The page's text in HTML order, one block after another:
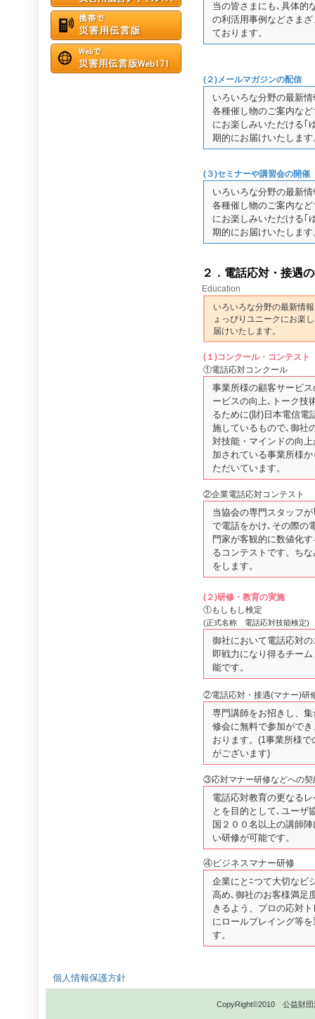
当の皆さまにも､具体的
の利活用事例などさま
ております。
(２)メールマガジンの配信
いろいろな分野の最新
各種催し物のご案内な
にお楽しみいただける｢
期的にお届けいたします
(３)セミナーや講習会の開催
いろいろな分野の最新
各種催し物のご案内な
にお楽しみいただける｢
期的にお届けいたします
２．電話応対・接遇
Education
いろいろな分野の最新情
ょっぴりユニークにお楽
届けいたします。
(１)コンクール・コンテスト
①電話応対コンクール
事業所様の顧客サービ
ービスの向上､トーク技
るために(財)日本電信電
施しているもので､御社
対技能・マインドの向
加されている事業所様
ただいています。
②企業電話応対コンテスト
当協会の専門スタッフ
で電話をかけ､その際の
門家が客観的に数値化
るコンテストです。ち
をします。
(２)研修・教育の実施
①もしもし検定
(正式名称 電話応対技能検定)
御社において電話応対
即戦力になり得るチー
能です。
②電話応対・接遇(マナー)研
専門講師をお招きし、
修会に無料で参加がで
おります。(1事業所様
がございます)
③応対マナー研修などへの契
電話応対教育の更なる
とを目的として､ユーザ
国２００名以上の講師
い研修が可能です。
④ビジネスマナー研修
企業にとﾆつて大切なビ
高め､御社のお客様満足
きるよう、プロの応対
にロールプレイング等
す。
個人情報保護方針
CopyRight©2010 公益財団